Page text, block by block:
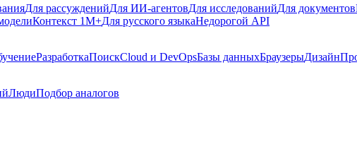
Для рассужденийДля ИИ-агентовДля исследованийДля документов
Контекст 1M+Для русского языкаНедорогой API
РазработкаПоискCloud и DevOpsБазы данныхБраузерыДизайн
ЛюдиПодбор аналогов